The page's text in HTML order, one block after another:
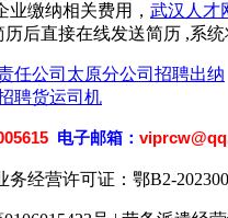
缴纳相关费用， 武汉人才
后直接在线发送简历 ,系统
任公司太原分公司招聘出纳
聘货运司机
电子邮箱：
务经营许可证：鄂B2-